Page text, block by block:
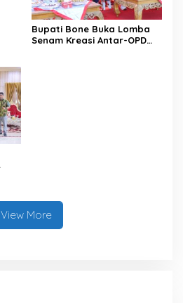
Bupati Bone Buka Lomba
Senam Kreasi Antar-OPD
View More